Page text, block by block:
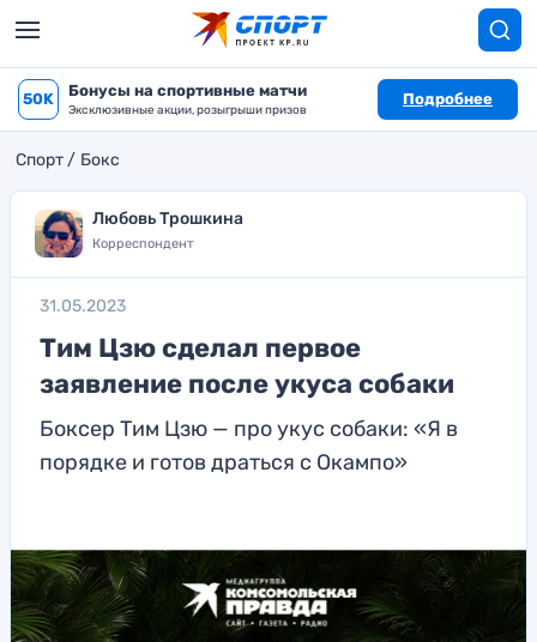
50K Бонусы на спортивные матчи
Эксклюзивные акции, розыгрыши призов
Подробнее
Спорт Бокс
Любовь Трошкина
Корреспондент
31.05.2023
Тим Цзю сделал первое
заявление после укуса собаки
Боксер Тим Цзю — про укус собаки: «Я в
порядке и готов драться с Окампо»